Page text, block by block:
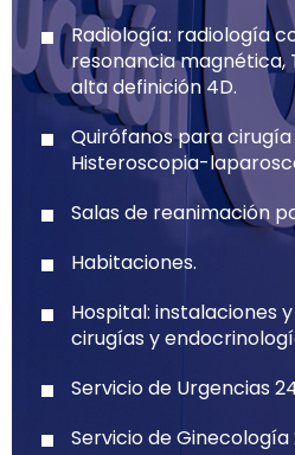
Radiología: radiología
resonancia magnética,
alta definición 4D.
Quirófanos para
Histeroscopia-
Salas de reanimación
Habitaciones.
Hospital: instalaciones
cirugías y
Servicio de Urgencias
Servicio de Ginecología